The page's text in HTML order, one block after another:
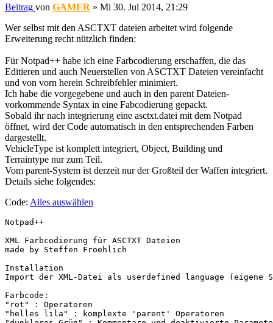
Beitrag von GAMER » Mi 30. Jul 2014, 21:29
Wer selbst mit den ASCTXT dateien arbeitet wird folgende
Erweiterung recht nützlich finden:
Für Notpad++ habe ich eine Farbcodierung erschaffen, die das
Editieren und auch Neuerstellen von ASCTXT Dateien vereinfacht
und von vorn herein Schreibfehler minimiert.
Ich habe die vorgegebene und auch in den parent Dateien-
vorkommende Syntax in eine Fabcodierung gepackt.
Sobald ihr nach integrierung eine asctxt.datei mit dem Notpad
öffnet, wird der Code automatisch in den entsprechenden Farben
dargestellt.
VehicleType ist komplett integriert, Object, Building und
Terraintype nur zum Teil.
Vom parent-System ist derzeit nur der Großteil der Waffen integriert.
Details siehe folgendes:
Code: Alles auswählen
Notpad++
XML Farbcodierung für ASCTXT Dateien
made by Steffen Froehlich
Installation
Import der XML-Datei als userdefined language (eigene
Farbcode:
"rot" : Operatoren
"helles lila" : komplexte 'parent' Operatoren